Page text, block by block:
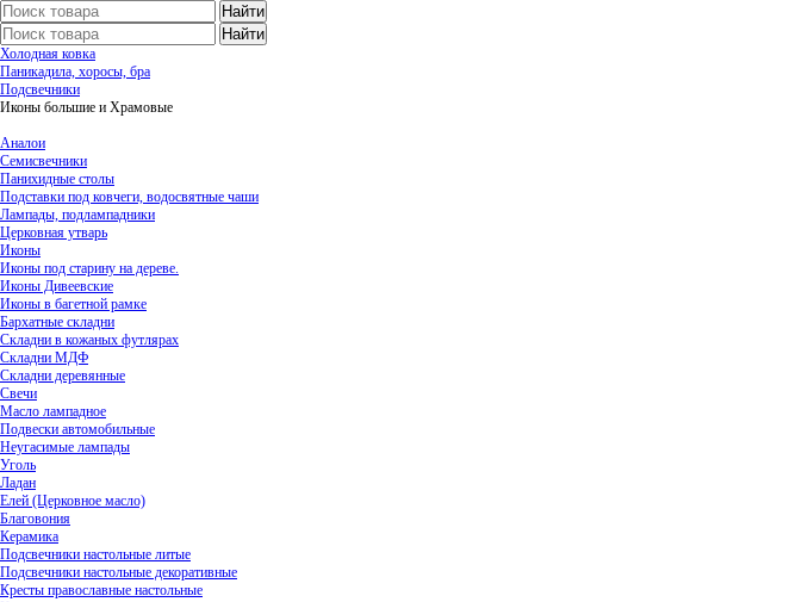
Холодная ковка
Паникадила, хоросы, бра
Подсвечники
Иконы большие и Храмовые
Аналои
Семисвечники
Панихидные столы
Подставки под ковчеги, водосвятные чаши
Лампады, подлампадники
Церковная утварь
Иконы
Иконы под старину на дереве.
Иконы Дивеевские
Иконы в багетной рамке
Бархатные складни
Складни в кожаных футлярах
Складни МДФ
Складни деревянные
Свечи
Масло лампадное
Подвески автомобильные
Неугасимые лампады
Уголь
Ладан
Елей (Церковное масло)
Благовония
Керамика
Подсвечники настольные литые
Подсвечники настольные декоративные
Кресты православные настольные